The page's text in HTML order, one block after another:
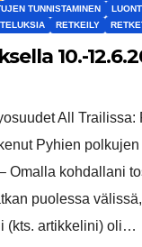
TUNNISTAMINEN
RETKEILY
10.-
All Trailissa:
Pyhien
Omalla kohdallani
puolessa
(kts. artikkelini) oli…